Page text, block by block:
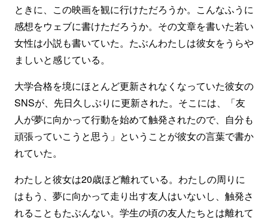
ときに、この映画を観に行けただろうか。こんなふうに
感想をウェブに書けただろうか。その文章を書いた若い
女性は小説も書いていた。たぶんわたしは彼女をうらや
ましいと感じている。
大学合格を境にほとんど更新されなくなっていた彼女の
SNSが、先日久しぶりに更新された。そこには、「友
人が夢に向かって行動を始めて触発されたので、自分も
頑張っていこうと思う」ということが彼女の言葉で書か
れていた。
わたしと彼女は20歳ほど離れている。わたしの周りに
はもう、夢に向かって走り出す友人はいないし、触発さ
れることもたぶんない。学生の頃の友人たちとは離れて